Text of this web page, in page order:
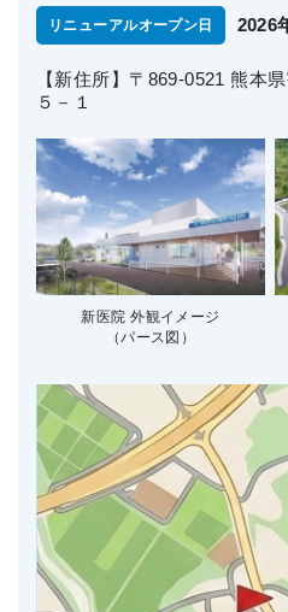
リニューアルオープン日 2026
【新住所】〒869-0521 熊本
５－１
新医院 外観イメージ
（パース図）